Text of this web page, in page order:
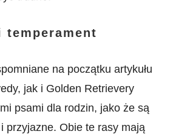
temperament
na początku artykułu
jak i Golden Retrievery
psami dla rodzin, jako że są
przyjazne. Obie te rasy mają